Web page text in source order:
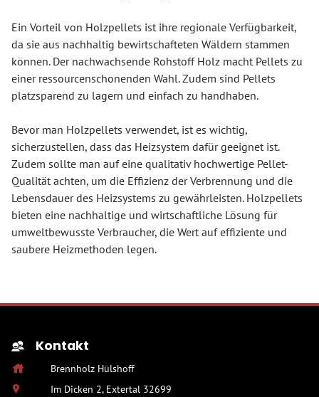
Ein Vorteil von Holzpellets ist ihre regionale Verfügbarkeit,
da sie aus nachhaltig bewirtschafteten Wäldern stammen
können. Der nachwachsende Rohstoff Holz macht Pellets zu
einer ressourcenschonenden Wahl. Zudem sind Pellets
platzsparend zu lagern und einfach zu handhaben.
Bevor man Holzpellets verwendet, ist es wichtig,
sicherzustellen, dass das Heizsystem dafür geeignet ist.
Zudem sollte man auf eine qualitativ hochwertige Pellet-
Qualität achten, um die Effizienz der Verbrennung und die
Lebensdauer des Heizsystems zu gewährleisten. Holzpellets
bieten eine nachhaltige und wirtschaftliche Lösung für
umweltbewusste Verbraucher, die Wert auf effiziente und
saubere Heizmethoden legen.
Kontakt
Brennholz Hülshoff
Im Dicken 2, Extertal 32699